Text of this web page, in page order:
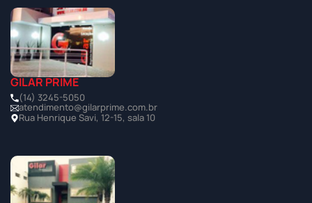
GILAR PRIME
(14) 3245-5050
atendimento@gilarprime.com.br
Rua Henrique Savi, 12-15, sala 10